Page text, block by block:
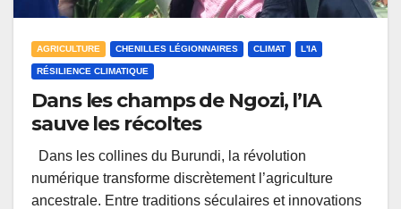
AGRICULTURE CHENILLES LÉGIONNAIRES CLIMAT L'IA
RÉSILIENCE CLIMATIQUE
Dans les champs de Ngozi, l’IA
sauve les récoltes
Dans les collines du Burundi, la révolution
numérique transforme discrètement l’agriculture
ancestrale. Entre traditions séculaires et innovations